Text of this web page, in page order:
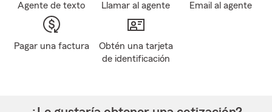
Agente de texto Llamar al agente Email al agente
Pagar una factura
Obtén una tarjeta
de identificación